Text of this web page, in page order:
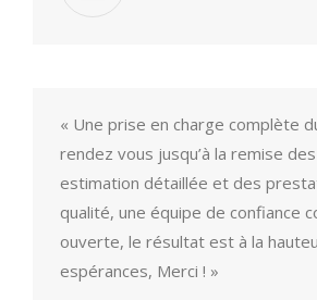
« Une prise en charge complète
rendez vous jusqu’à la remise
estimation détaillée et des
qualité, une équipe de confiance
ouverte, le résultat est à la
espérances, Merci ! »